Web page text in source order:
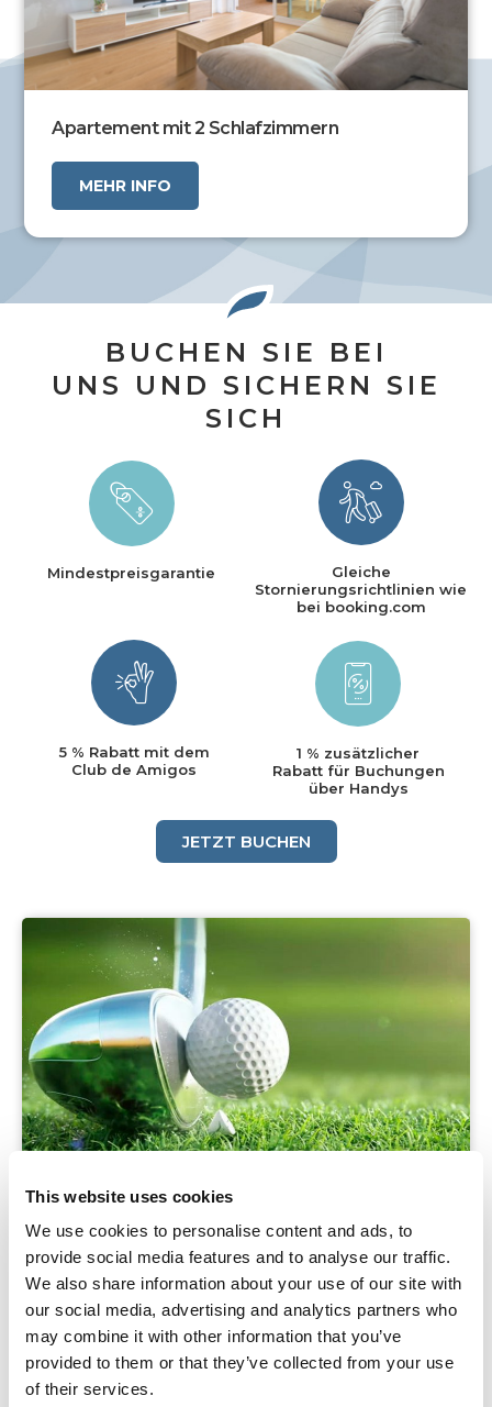
This website uses cookies
We use cookies to personalise content and ads, to
provide social media features and to analyse our traffic.
We also share information about your use of our site with
our social media, advertising and analytics partners who
may combine it with other information that you’ve
provided to them or that they’ve collected from your use
of their services.
Apartement mit 2 Schlafzimmern
MEHR INFO
BUCHEN SIE BEI
UNS UND SICHERN SIE
SICH
Mindestpreisgarantie
Gleiche
Stornierungsrichtlinien wie
bei booking.com
5 % Rabatt mit dem
Club de Amigos
1 % zusätzlicher
Rabatt für Buchungen
über Handys
JETZT BUCHEN
In Olée Holiday Rentals haben Sie alle
Annehmlichkeiten, die Sie brauchen. Überzeugen
Sie sich von den Dienstleistungen, die unsere
Apartments bieten, sowohl in der Einrichtung als
auch in der Umgebung.